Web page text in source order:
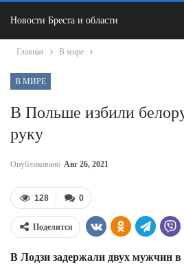
Новости Бреста и области
Главная В мире
В МИРЕ
В Польше избили
руку
Опубликовано Авг 26, 2021
0
128
Поделится
В Лодзи задержали двух мужчин в